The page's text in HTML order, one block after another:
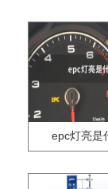
epc灯亮是